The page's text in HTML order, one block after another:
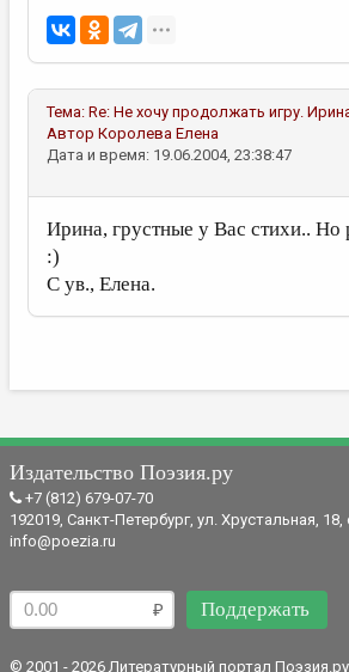
Тема: Re: Не хочу продолжать игру.
Автор Королева Елена
Дата и время: 19.06.2004, 23:38:47
Ирина, грустные у Вас стихи.. Но
:)
С ув., Елена.
Издательство Поэзия.ру
+7 (812) 679-07-70
192019, Санкт-Петербург, ул. Хрустальная,
info@poezia.ru
Поддержать
© 2001 - 2026 Литературный портал